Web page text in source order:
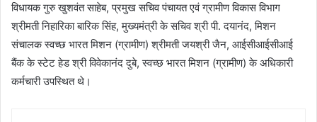
विधायक गुरु खुशवंत साहेब, प्रमुख सचिव पंचायत एवं ग्रामीण विकास विभाग
श्रीमती निहारिका बारिक सिंह, मुख्यमंत्री के सचिव श्री पी. दयानंद, मिशन
संचालक स्वच्छ भारत मिशन (ग्रामीण) श्रीमती जयश्री जैन, आईसीआईसीआई
बैंक के स्टेट हेड श्री विवेकानंद दुबे, स्वच्छ भारत मिशन (ग्रामीण) के अधिकारी
कर्मचारी उपस्थित थे।